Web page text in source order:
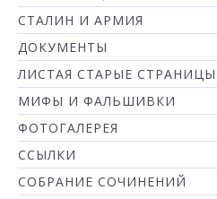
СТАЛИН И АРМИЯ
ДОКУМЕНТЫ
ЛИСТАЯ СТАРЫЕ СТРАНИЦЫ
МИФЫ И ФАЛЬШИВКИ
ФОТОГАЛЕРЕЯ
ССЫЛКИ
СОБРАНИЕ СОЧИНЕНИЙ